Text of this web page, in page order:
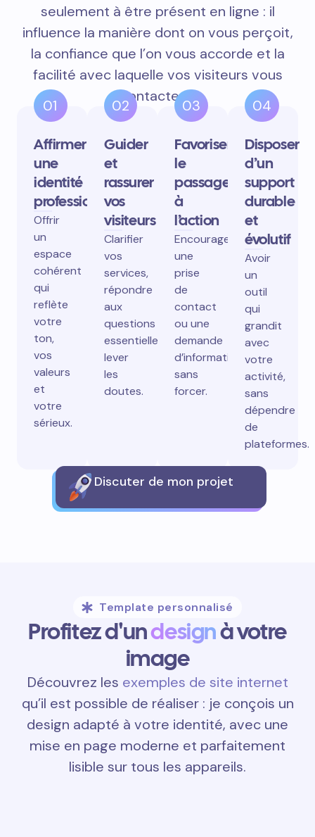
seulement à être présent en ligne : il
influence la manière dont on vous perçoit,
la confiance que l’on vous accorde et la
facilité avec laquelle vos visiteurs vous
contactent.
01
Affirmer
une
identité
professionnelle
Offrir
un
espace
cohérent
qui
reflète
votre
ton,
vos
valeurs
et
votre
sérieux.
02
Guider
et
rassurer
vos
visiteurs
Clarifier
vos
services,
répondre
aux
questions
essentielles,
lever
les
doutes.
03
Favoriser
le
passage
à
l’action
Encourager
une
prise
de
contact
ou une
demande
d’information
sans
forcer.
04
Disposer
d’un
support
durable
et
évolutif
Avoir
un
outil
qui
grandit
avec
votre
activité,
sans
dépendre
de
plateformes.
Discuter de mon projet
Template personnalisé
Profitez d'undesignà votre
image
Découvrez les exemples de site internet
qu’il est possible de réaliser : je conçois un
design adapté à votre identité, avec une
mise en page moderne et parfaitement
lisible sur tous les appareils.